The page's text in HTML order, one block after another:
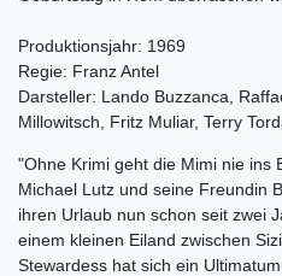
Produktionsjahr: 1969
Regie: Franz Antel
Darsteller: Lando Buzzanca,
Millowitsch, Fritz Muliar, Terry
"Ohne Krimi geht die Mimi nie ins
Michael Lutz und seine Freundin
ihren Urlaub nun schon seit zwei
einem kleinen Eiland zwischen
Stewardess hat sich ein